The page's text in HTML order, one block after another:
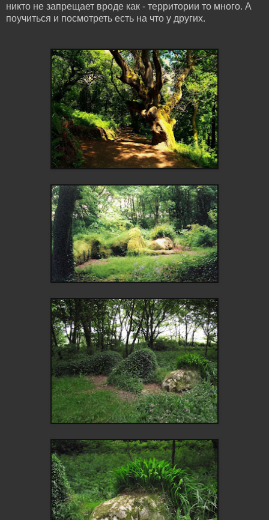
никто не запрещает вроде как - территории то много. А
поучиться и посмотреть есть на что у других.